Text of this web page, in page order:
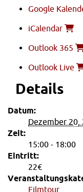
Google
iCalendar
Outlook 365
Outlook Live
Details
Datum:
Dezember 20,
Zeit:
15:00 - 18:00
Eintritt:
22€
Filmtour